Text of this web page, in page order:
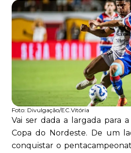
Foto: Divulgação/EC.Vitória
Vai ser dada a largada para
Copa do Nordeste. De um
conquistar o